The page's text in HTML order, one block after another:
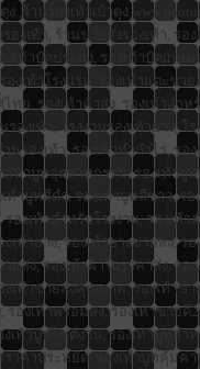
ตุง ,ร้านรองเท้าเป๋าตุง
งรองเท้า, ร้านขายส่งรองเท้า,
เท้าบู๊ตประมง, รองเท้าบู๊ตเกษต
งเท้าโรงแรม, รองเท้าแตะขา
ทย, รองเท้าค้าส่ง, รองเท้าสำหรั
รองเท้า, โรงงานรองเท้ายาง,
นรองเท้า, รองเท้าทำกำไร, ร
เท้าบูทอุตสาหกรรม, รองเท้าบู
ท้าบูทสีดำ, รองเท้าบูทสีขาว, ร
องเท้าสำหรับโรงงาน, รองเท้
เท้ายาง, รองเท้ายางขายส่ง, ร
ยส่ง, รองเท้าผ้าใบราคาส่ง, รอ
งเท้าขายส่งคุณภาพ, รองเท้าข
รองเท้าพร้อมส่ง, รองเท้าขาย
งเท้าบูทไซต์งาน, รองเท้าบูทส
ราคาประหยัด, รองเท้าบูทคุ้มค่